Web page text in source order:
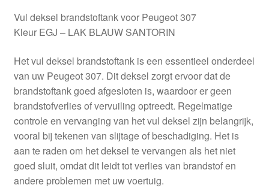
Vul deksel brandstoftank voor Peugeot 307
Kleur EGJ – LAK BLAUW SANTORIN
Het vul deksel brandstoftank is een essentieel onderdeel
van uw Peugeot 307. Dit deksel zorgt ervoor dat de
brandstoftank goed afgesloten is, waardoor er geen
brandstofverlies of vervuiling optreedt. Regelmatige
controle en vervanging van het vul deksel zijn belangrijk,
vooral bij tekenen van slijtage of beschadiging. Het is
aan te raden om het deksel te vervangen als het niet
goed sluit, omdat dit leidt tot verlies van brandstof en
andere problemen met uw voertuig.